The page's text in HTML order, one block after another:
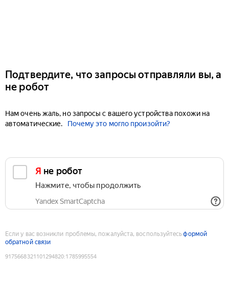
Подтвердите, что запросы отправляли вы, а
не робот
Нам очень жаль, но запросы с вашего устройства похожи на
автоматические.
Почему это могло произойти?
Я не робот
Нажмите, чтобы продолжить
Yandex SmartCaptcha
Если у вас возникли проблемы, пожалуйста, воспользуйтесьформой
обратной связи
9175668321101294820:1785995554